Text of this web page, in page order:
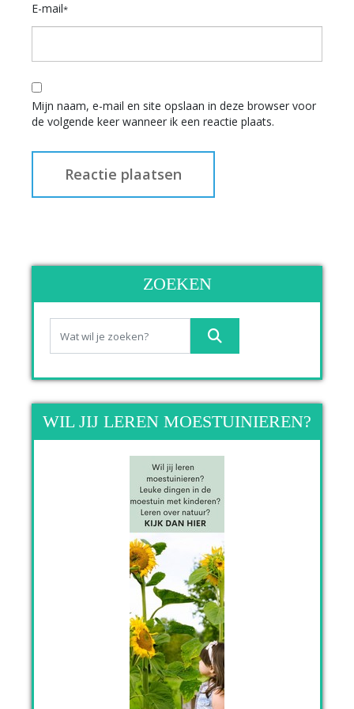
E-mail*
Mijn naam, e-mail en site opslaan in deze browser voor
de volgende keer wanneer ik een reactie plaats.
ZOEKEN
WIL JIJ LEREN MOESTUINIEREN?